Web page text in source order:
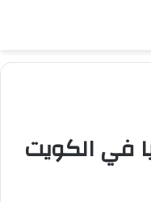
في الكويت